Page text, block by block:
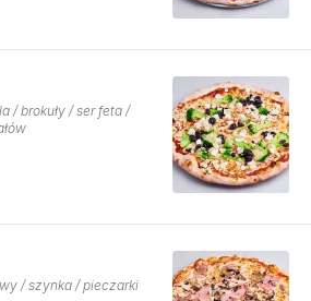
/ brokuły / ser feta /
/ szynka / pieczarki